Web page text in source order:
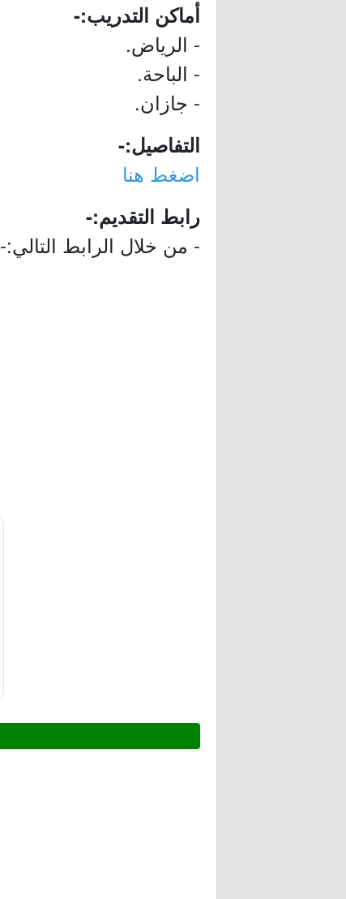
أماكن التدريب:-
- الرياض.
- الباحة.
- جازان.
التفاصيل:-
اضغط هنا
رابط التقديم:-
- من خلال الرابط التالي:-